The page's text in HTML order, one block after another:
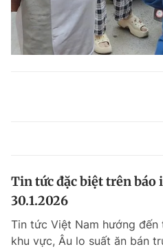
Tin tức đặc biệt trên báo
30.1.2026
Tin tức Việt Nam hướng
khu vực, Âu lo suất ăn bán